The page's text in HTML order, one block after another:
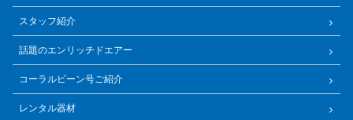
スタッフ紹介
話題のエンリッチドエアー
コーラルビーン号ご紹介
レンタル器材